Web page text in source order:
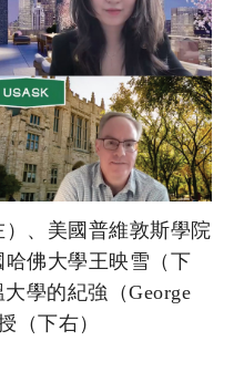
、美國普維敦斯學院
佛大學王映雪（下
學的紀強（George
（下右）